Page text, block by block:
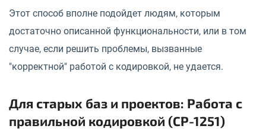
Этот способ вполне подойдет людям, которым
достаточно описанной функциональности, или в том
случае, если решить проблемы, вызванные
"корректной" работой с кодировкой, не удается.
Для старых баз и проектов: Работа с
правильной кодировкой (CP-1251)